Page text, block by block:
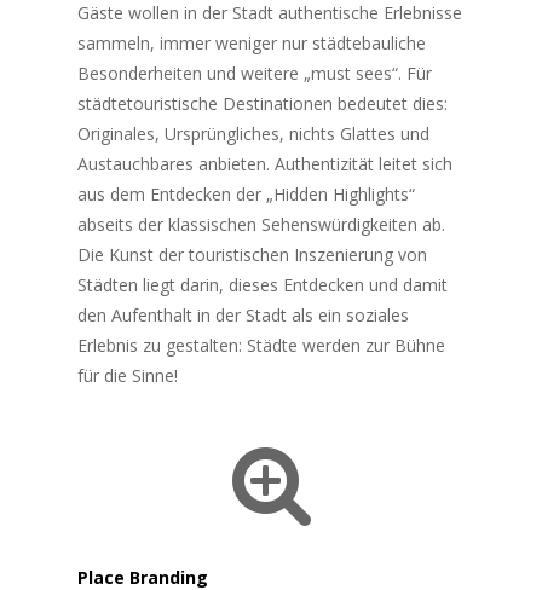
Gäste wollen in der Stadt authentische Erlebnisse
sammeln, immer weniger nur städtebauliche
Besonderheiten und weitere „must sees“. Für
städtetouristische Destinationen bedeutet dies:
Originales, Ursprüngliches, nichts Glattes und
Austauchbares anbieten. Authentizität leitet sich
aus dem Entdecken der „Hidden Highlights“
abseits der klassischen Sehenswürdigkeiten ab.
Die Kunst der touristischen Inszenierung von
Städten liegt darin, dieses Entdecken und damit
den Aufenthalt in der Stadt als ein soziales
Erlebnis zu gestalten: Städte werden zur Bühne
für die Sinne!
Place Branding